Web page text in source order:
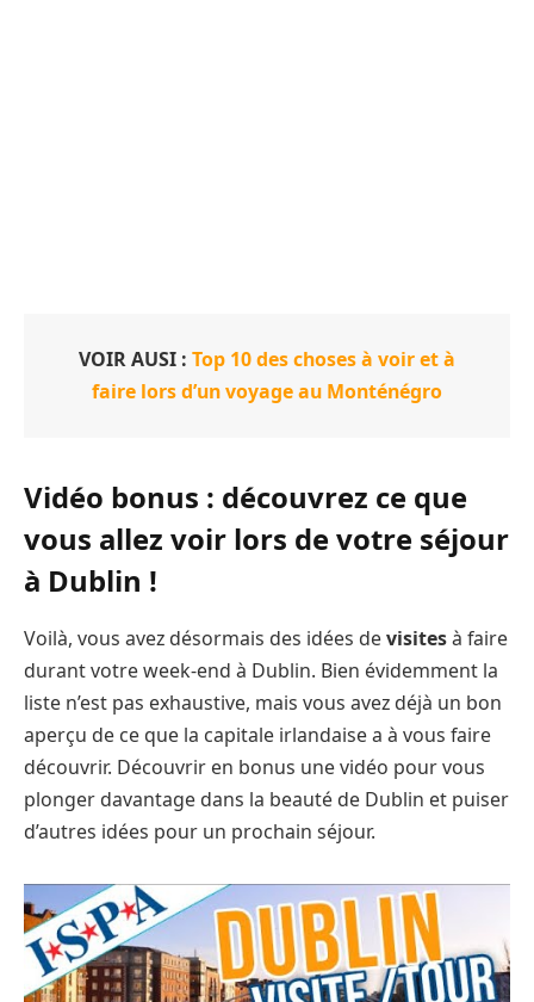
VOIR AUSI : Top 10 des choses à voir et à
faire lors d’un voyage au Monténégro
Vidéo bonus : découvrez ce que
vous allez voir lors de votre séjour
à Dublin !
Voilà, vous avez désormais des idées devisitesà faire
durant votre week-end à Dublin. Bien évidemment la
liste n’est pas exhaustive, mais vous avez déjà un bon
aperçu de ce que la capitale irlandaise a à vous faire
découvrir. Découvrir en bonus une vidéo pour vous
plonger davantage dans la beauté de Dublin et puiser
d’autres idées pour un prochain séjour.